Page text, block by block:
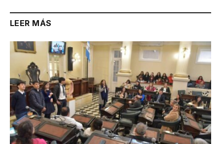
LEER MÁS